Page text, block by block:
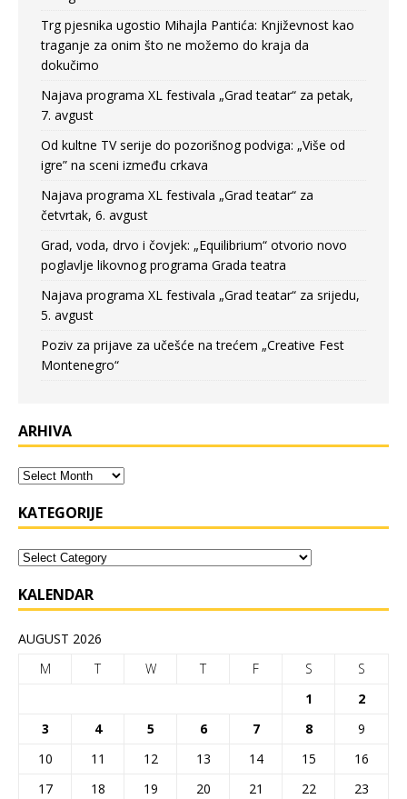
Trg pjesnika ugostio Mihajla Pantića: Književnost kao
traganje za onim što ne možemo do kraja da
dokučimo
Najava programa XL festivala „Grad teatar“ za petak,
7. avgust
Od kultne TV serije do pozorišnog podviga: „Više od
igre” na sceni između crkava
Najava programa XL festivala „Grad teatar“ za
četvrtak, 6. avgust
Grad, voda, drvo i čovjek: „Equilibrium“ otvorio novo
poglavlje likovnog programa Grada teatra
Najava programa XL festivala „Grad teatar“ za srijedu,
5. avgust
Poziv za prijave za učešće na trećem „Creative Fest
Montenegro“
ARHIVA
KATEGORIJE
KALENDAR
AUGUST 2026
M
T W T F S
S
1
2
3
4 5 6 7 8
9
10
11 12 13 14 15
16
17
18 19 20 21 22
23